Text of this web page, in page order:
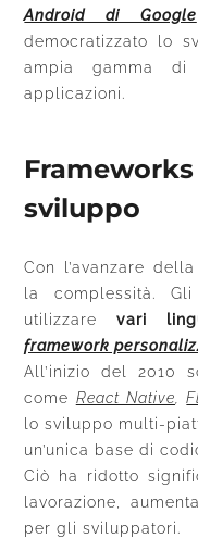
Android di Google
democratizzato lo
ampia gamma
applicazioni.
sviluppo
Con l’avanzare
la complessità.
utilizzarevari
framework
All’inizio del 2010
come React Native ,
lo sviluppo multi-
un’unica base di
Ciò ha ridotto
lavorazione,
per gli sviluppatori.